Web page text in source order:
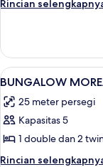
Rincian
Rincian
BUNGALOW
MEDITERRANEO
5+2P
Lihat
semua
foto
untuk
BUNGALOW
MOREA
6
BUNGALOW
25 meter persegi
Kapasitas 5
1 double dan 2
Rincian
Rincian